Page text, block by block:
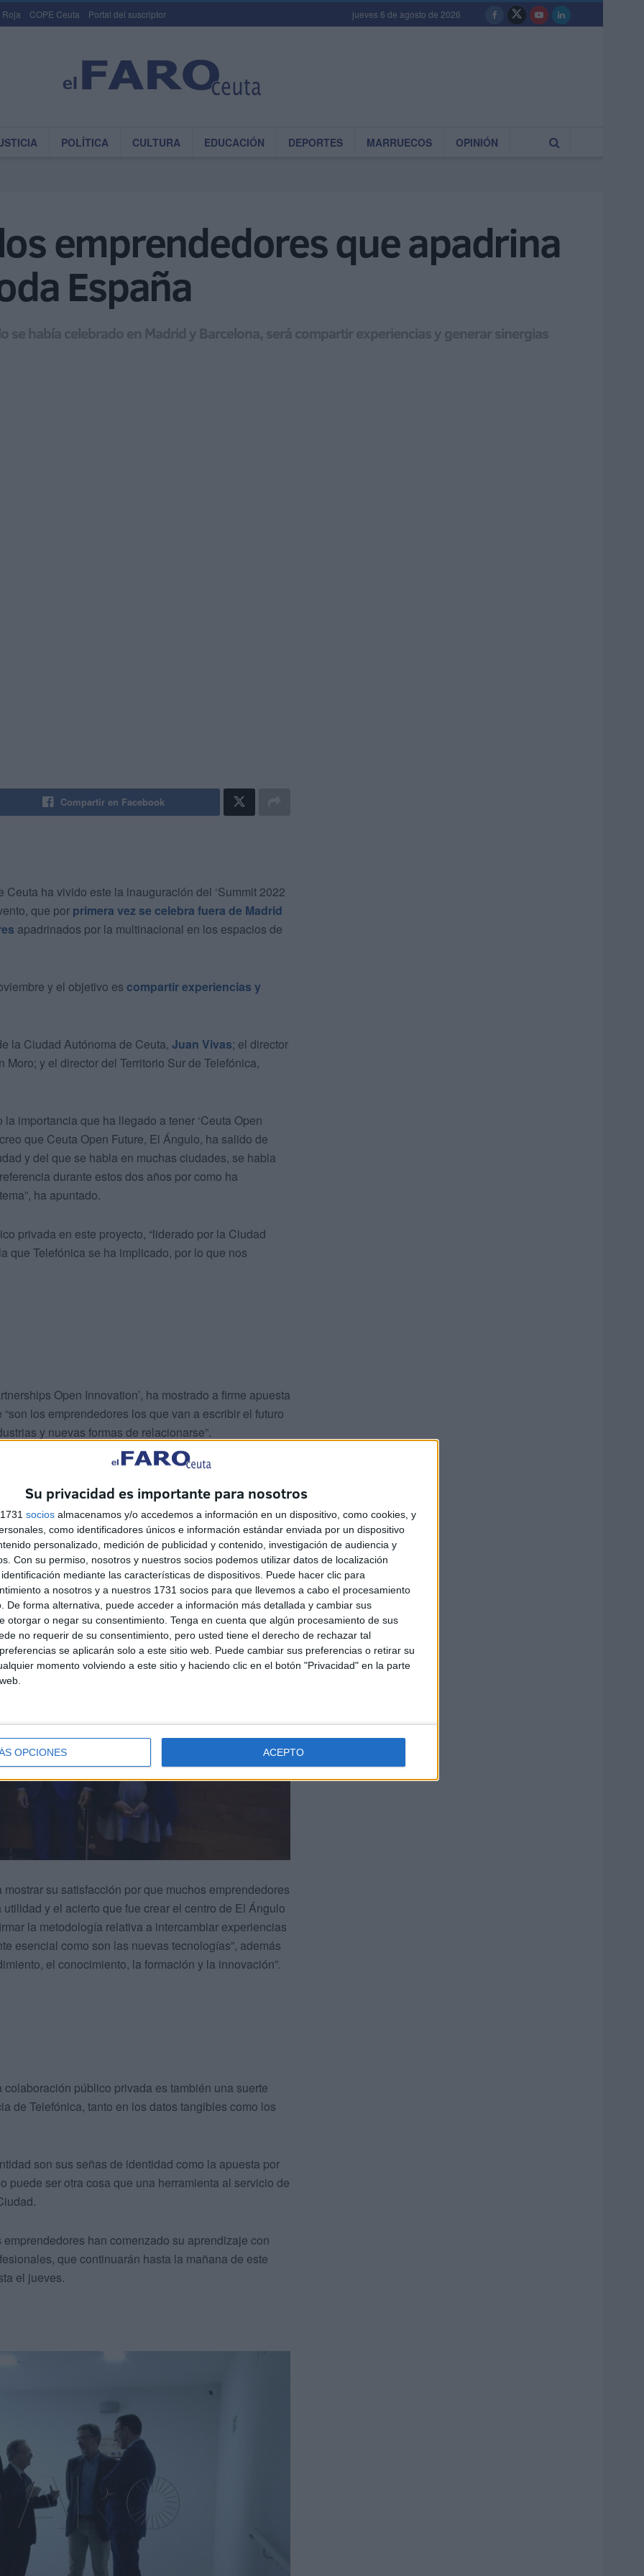
Su privacidad es importante para nosotros
socios almacenamos y/o accedemos a información en un dispositivo, como cookies, y
como identificadores únicos e información estándar enviada por un dispositivo
personalizado, medición de publicidad y contenido, investigación de audiencia y
Con su permiso, nosotros y nuestros socios podemos utilizar datos de localización
mediante las características de dispositivos. Puede hacer clic para
a nosotros y a nuestros 1731 socios para que llevemos a cabo el procesamiento
De forma alternativa, puede acceder a información más detallada y cambiar sus
otorgar o negar su consentimiento. Tenga en cuenta que algún procesamiento de sus
no requerir de su consentimiento, pero usted tiene el derecho de rechazar tal
se aplicarán solo a este sitio web. Puede cambiar sus preferencias o retirar su
momento volviendo a este sitio y haciendo clic en el botón "Privacidad" en la parte
OPCIONES ACEPTO
Roja COPE Ceuta Portal del suscriptor jueves 6 de agosto de 2026
POLÍTICA CULTURA EDUCACIÓN DEPORTES MARRUECOS OPINIÓN
emprendedores que apadrina
España
se había celebrado en Madrid y Barcelona, será compartir experiencias y generar sinergias
Compartir en Facebook
ha vivido este la inauguración del ‘Summit 2022
que por primera vez se celebra fuera de Madrid
apadrinados por la multinacional en los espacios de
y el objetivo es compartir experiencias y
la Ciudad Autónoma de Ceuta, Juan Vivas; el director
Moro; y el director del Territorio Sur de Telefónica,
importancia que ha llegado a tener ‘Ceuta Open
que Ceuta Open Future, El Ángulo, ha salido de
y del que se habla en muchas ciudades, se habla
durante estos dos años por como ha
ha apuntado.
privada en este proyecto, “liderado por la Ciudad
que Telefónica se ha implicado, por lo que nos
Open Innovation’, ha mostrado a firme apuesta
los emprendedores los que van a escribir el futuro
y nuevas formas de relacionarse”.
fondos de inversión y desde entonces nos hemos
para que cualquier emprendedor que esté operando en
ella y hacer crecer sus negocios a través de estas
Open Innovation’.
su satisfacción por que muchos emprendedores
y el acierto que fue crear el centro de El Ángulo
la metodología relativa a intercambiar experiencias
esencial como son las nuevas tecnologías”, además
el conocimiento, la formación y la innovación”.
público privada es también una suerte
de Telefónica, tanto en los datos tangibles como los
son sus señas de identidad como la apuesta por
puede ser otra cosa que una herramienta al servicio de
han comenzado su aprendizaje con
que continuarán hasta la mañana de este
el jueves.